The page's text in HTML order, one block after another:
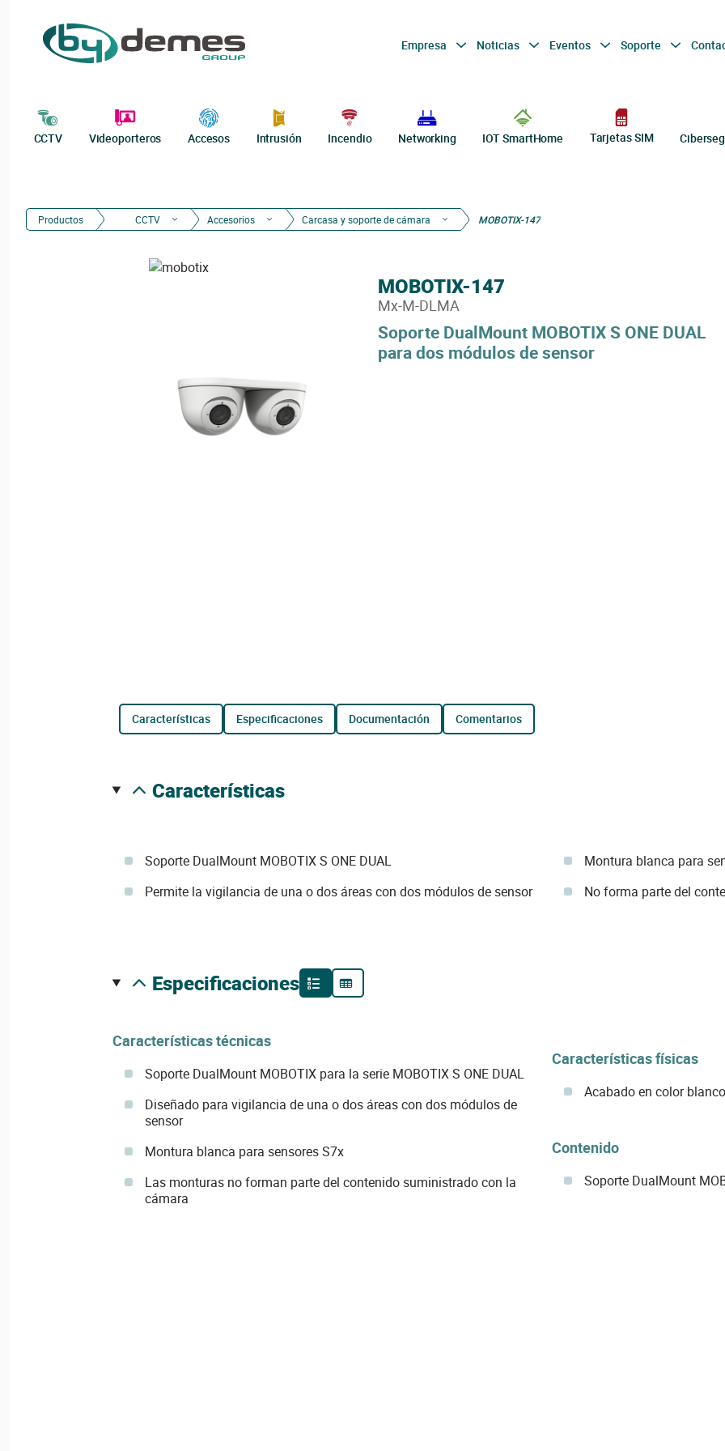
Empresa Noticias Eventos Soporte
CCTV Videoporteros Accesos Intrusión Incendio Networking IOT SmartHome Tarjetas SIM
Productos CCTV Accesorios Carcasa y soporte de cámara MOBOTIX-147
Soporte DualMount MOBOTIX S ONE DUAL
para dos módulos de sensor
MOBOTIX-147
Mx-M-DLMA
características especificaciones documentación comentarios
características
Soporte DualMount MOBOTIX S ONE DUAL
Permite la vigilancia de una o dos áreas con dos módulos de sensor
Montura blanca para
No forma parte del
especificaciones
Características técnicas
Soporte DualMount MOBOTIX para la serie MOBOTIX S ONE DUAL
Diseñado para vigilancia de una o dos áreas con dos módulos de
sensor
Montura blanca para sensores S7x
Las monturas no forman parte del contenido suministrado con la
cámara
Características físicas
Acabado en color blanco
Contenido
Soporte DualMount